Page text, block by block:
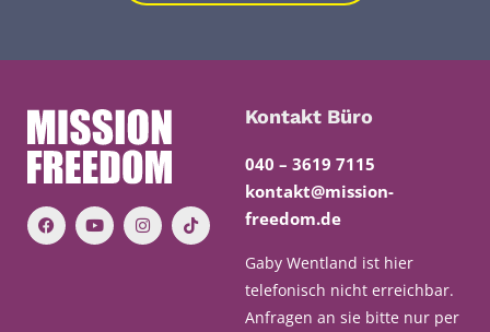
Kontakt Büro
040 – 3619 7115
kontakt@mission-
freedom.de
Gaby Wentland ist hier
telefonisch nicht erreichbar.
Anfragen an sie bitte nur per